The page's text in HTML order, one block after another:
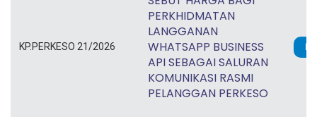
SEBUT HARGA BAGI
CADANGAN
MEMBINA
GIMNASIUM DI
ARAS 1, WISMA
PERKESO IPOH,
21
KP.PERKESO 21/2026
PERKHIDMATAN
LANGGANAN
WHATSAPP BUSINESS
API SEBAGAI SALURAN
KOMUNIKASI RASMI
PELANGGAN PERKESO